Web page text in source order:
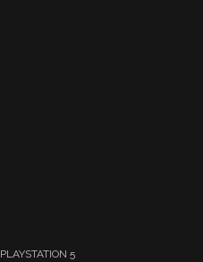
PLAYSTATION 5